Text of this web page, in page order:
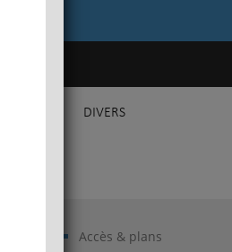
DIVERS
Accès & plans